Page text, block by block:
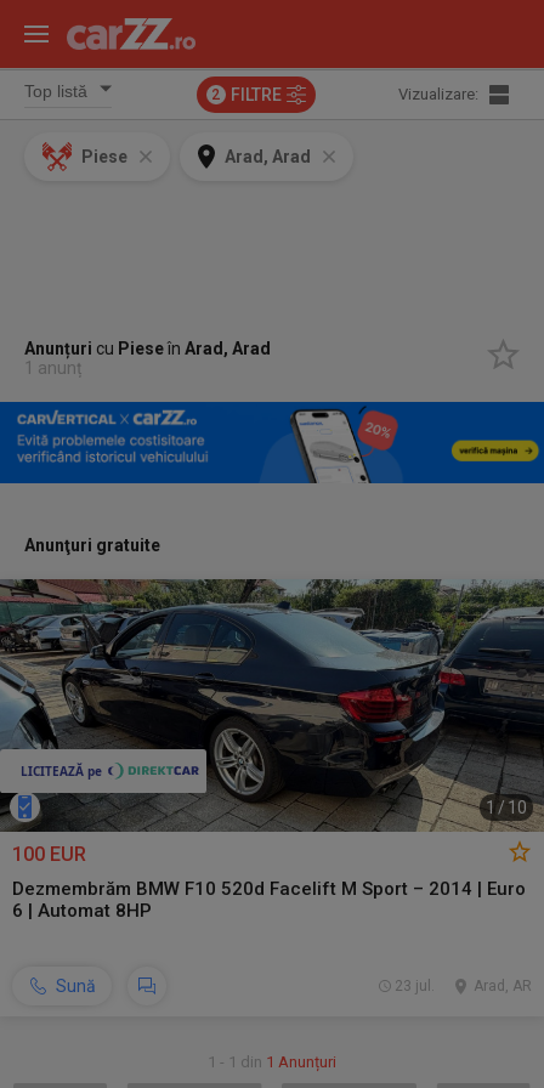
2 FILTRE Vizualizare:
Piese Arad, Arad
Anunțuri cu PieseînArad, Arad
1 anunț
Anunţuri gratuite
1 / 10
100 EUR
Dezmembrăm BMW F10 520d Facelift M Sport – 2014 | Euro
6 | Automat 8HP
Sună Arad, AR
23 jul.
1 - 1 din 1 Anunțuri